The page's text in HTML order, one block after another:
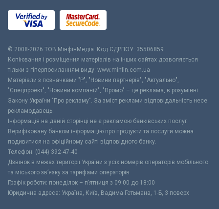
© 2008-2026 ТОВ МiнфiнМедiа. Код ЄДРПОУ: 35506859
Копіювання і розміщення матеріалів на інших сайтах дозволяється
тільки з гіперпосиланням виду: www.minfin.com.ua
Матеріали з позначками "Р", "Новини партнерів", "Актуально",
"Спецпроект", "Новини компаній", "Промо" – це реклама, в розумінні
Закону України "Про рекламу". За зміст реклами відповідальність несе
рекламодавець.
Інформація на даній сторінці не є рекламою банківських послуг.
Верифіковану банком інформацію про продукти та послуги можна
подивитися на офіційному сайті відповідного банку.
Телефон: (044) 392-47-40
Дзвінок в межах території України з усіх номерів операторів мобільного
та міського зв’язку за тарифами операторів
Графік роботи: понеділок – п’ятниця з 09:00 до 18:00
Юридична адреса: Україна, Київ, Вадима Гетьмана, 1-Б, 3 поверх